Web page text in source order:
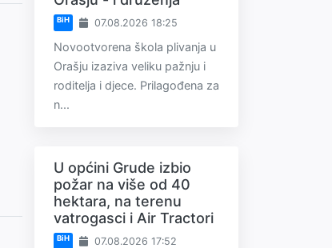
BiH 07.08.2026 18:25
Novootvorena škola plivanja u
Orašju izaziva veliku pažnju i
roditelja i djece. Prilagođena za
n...
U općini Grude izbio
požar na više od 40
hektara, na terenu
vatrogasci i Air Tractori
BiH 07.08.2026 17:52